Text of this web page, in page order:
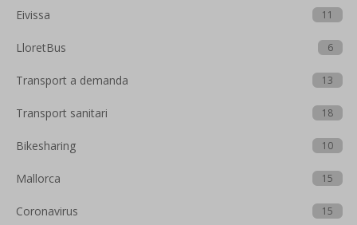
Eivissa 11
LloretBus 6
Transport a demanda 13
Transport sanitari 18
Bikesharing 10
Mallorca 15
Coronavirus 15